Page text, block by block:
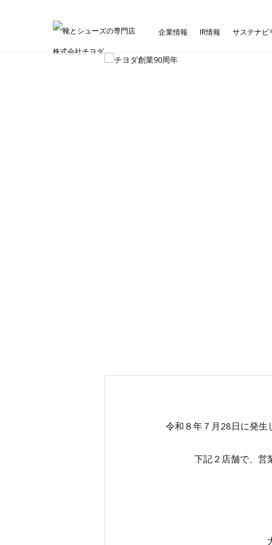
企業情報 IR情報 サステナビ
令和８年７月28日に発生
下記２店舗で、営